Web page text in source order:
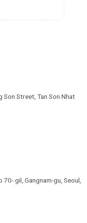
Son Street, Tan Son Nhat
gil, Gangnam-gu, Seoul,